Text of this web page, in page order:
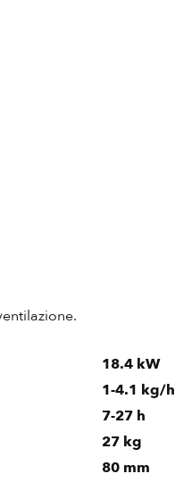
18.4 kW
1-4.1 kg/h
7-27 h
27 kg
80 mm